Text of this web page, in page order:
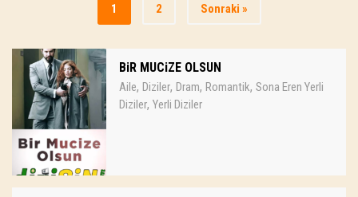
1 2 Sonraki »
BiR MUCiZE OLSUN
Aile, Diziler, Dram, Romantik, Sona Eren Yerli
Diziler, Yerli Diziler